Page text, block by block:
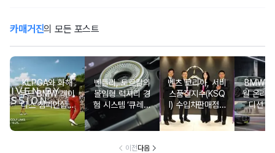
카매거진의 모든 포스트
KLPGA와 화해
무드 BMW 레이
디스 챔피언십…
국내 유일 ‘드림
매치’ 성사되며 얼
벤틀리, 토르칼의
몰입형 럭셔리 경
험 시스템 ‘큐레이
션 엔진’ 공개
벤츠 코리아, 서비
스품질지수(KSQ
I) 수입차판매점 1
2년·수입인증중고
차 6년 연속 1위
BMW
월 온라
디션 3
이전다음